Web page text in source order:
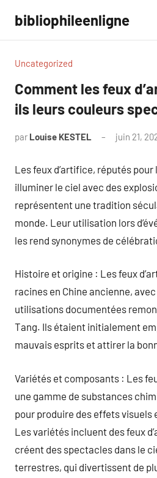
contenu
bibliophileenligne
Uncategorized
Comment les feux
ils leurs couleurs
par Louise KESTEL juin 21,
Les feux d’artifice, réputés
illuminer le ciel avec des
représentent une tradition
monde. Leur utilisation lors
les rend synonymes de
Histoire et origine : Les feux
racines en Chine ancienne,
utilisations documentées
Tang. Ils étaient initialement
mauvais esprits et attirer la
Variétés et composants : Les
une gamme de substances
pour produire des effets visuels
Les variétés incluent des feux
créent des spectacles dans le
terrestres, qui divertissent de